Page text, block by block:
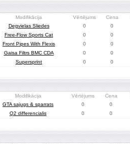
Modifikācija Vērtējums Cena
Degvielas Sliedes
0 0
Free-Flow Sports Cat
0 0
Front Pipes With Flexis
0 0
Gaisa Filtrs BMC CDA
0 0
Supersprint
0 0
Modifikācija Vērtējums Cena
GTA sajugs & sparrats
0 0
Q2 differencialis
0 0